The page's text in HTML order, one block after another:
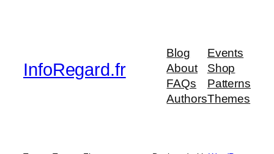
InfoRegard.fr
Blog
About
FAQs
Authors
Events
Shop
Patterns
Themes